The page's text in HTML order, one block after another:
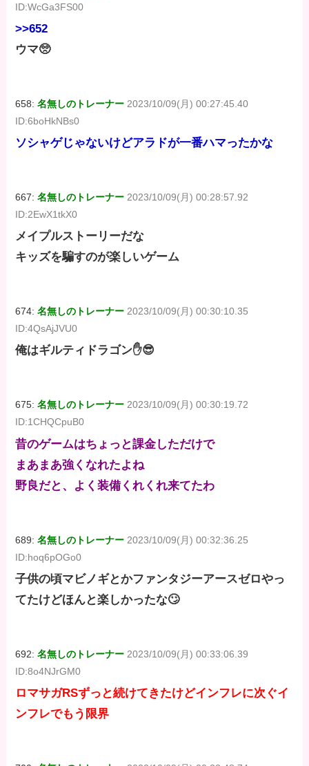
ID:WcGa3FS00
>>652
ウマ🥺
658:名無しのトレーナー 2023/10/09(月) 00:27:45.40
ID:6boHkNBs0
ソシャゲじゃないけどアラドが一番ハマったかな
667:名無しのトレーナー 2023/10/09(月) 00:28:57.92
ID:2EwX1tkX0
メイプルストーリーだな
キッズを騙すのが楽しいゲーム
674:名無しのトレーナー 2023/10/09(月) 00:30:10.35
ID:4QsAjJVU0
俺はギルティドラゴン✋😎
675:名無しのトレーナー 2023/10/09(月) 00:30:19.72
ID:1CHQCpuB0
昔のゲームはちょっと課金しただけで
まあまあ強くなれたよね
野良だと、よく装備くれくれ来てたわ
689:名無しのトレーナー 2023/10/09(月) 00:32:36.25
ID:hoq6pOGo0
子供の頃マビノギとかファンタジーアースゼロやっ
てたけどほんと楽しかったな🙄
692:名無しのトレーナー 2023/10/09(月) 00:33:06.39
ID:8o4NJrGM0
ロマサガRSずっと続けてきたけどインフレに次ぐイ
ンフレでもう限界